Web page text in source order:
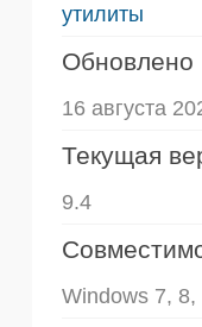
утилиты
Обновлено
16 августа
Текущая
9.4
Windows 7, 8,